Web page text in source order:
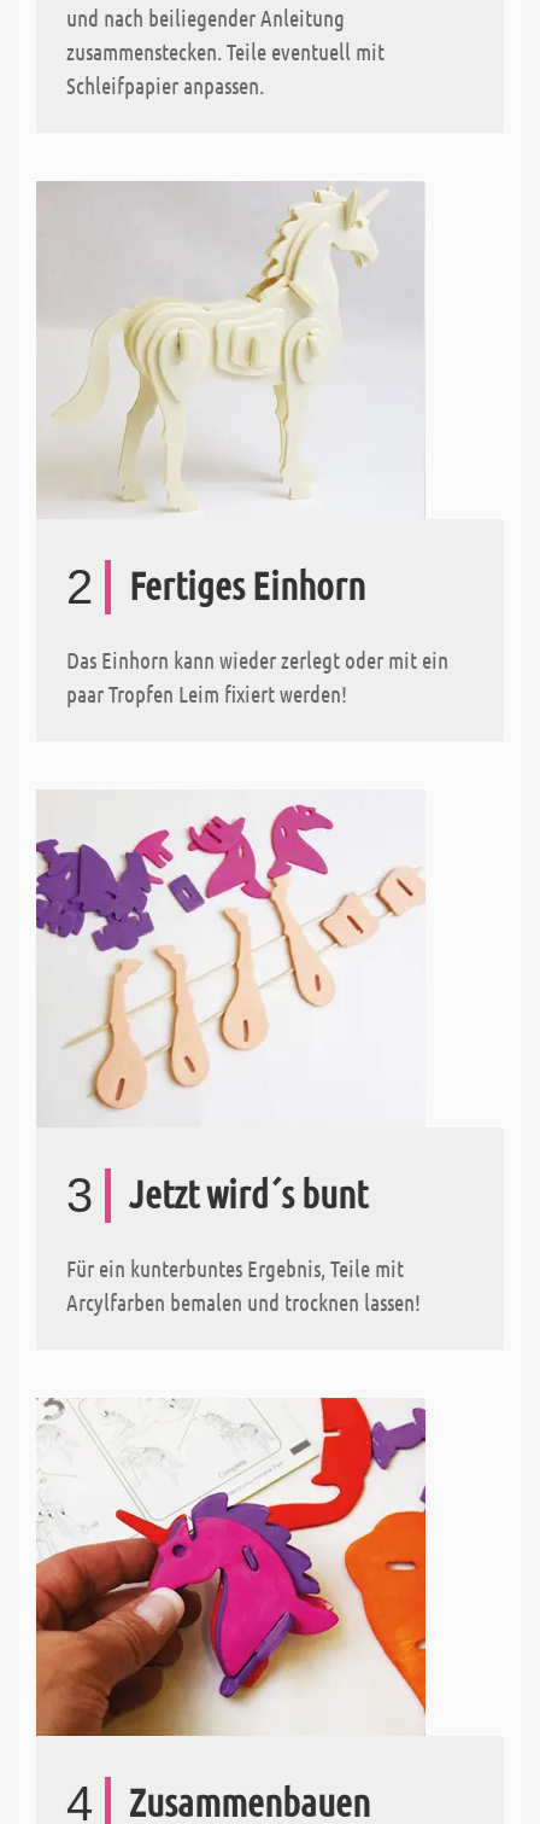
und nach beiliegender Anleitung
zusammenstecken. Teile eventuell mit
Schleifpapier anpassen.
2 Fertiges Einhorn
Das Einhorn kann wieder zerlegt oder mit ein
paar Tropfen Leim fixiert werden!
3 Jetzt wird´s bunt
Für ein kunterbuntes Ergebnis, Teile mit
Arcylfarben bemalen und trocknen lassen!
4 Zusammenbauen